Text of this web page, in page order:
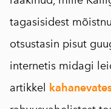
tagasisidest
otsustasin pisut
internetis midagi
artikkel